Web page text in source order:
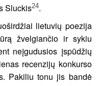
Sluckis24.
lietuvių poezija
žvelgiančio ir sykiu
neįgudusios įspūdžių
recenzijų konkurso
Pakiliu tonu jis bandė